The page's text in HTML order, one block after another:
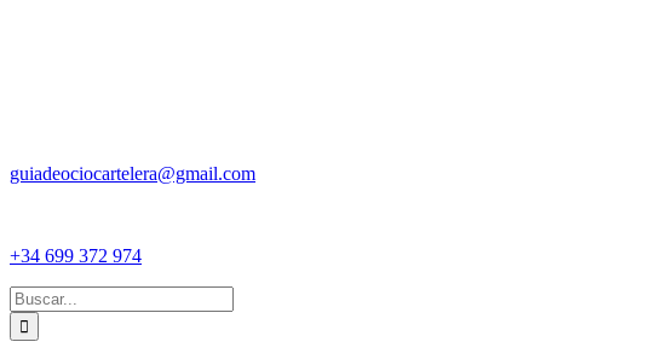
guiadeociocartelera@gmail.com
+34 699 372 974
Buscar: